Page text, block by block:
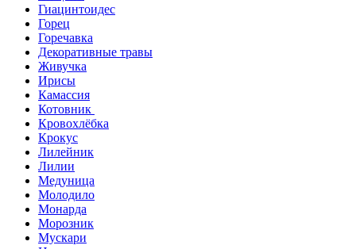
Гиацинтоидес
Горец
Горечавка
Декоративные травы
Живучка
Ирисы
Камассия
Котовник
Кровохлёбка
Крокус
Лилейник
Лилии
Медуница
Молодило
Монарда
Морозник
Мускари